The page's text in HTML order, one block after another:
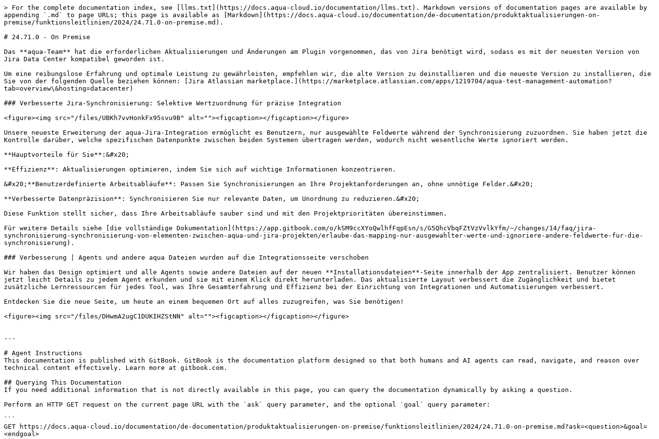
> For the complete documentation index, see [llms.txt](https://docs.aqua-cloud.io/documentation/llms.txt). Markdown versions of documentation pages are available by
appending `.md` to page URLs; this page is available as [Markdown](https://docs.aqua-cloud.io/documentation/de-documentation/produktaktualisierungen-on-
premise/funktionsleitlinien/2024/24.71.0-on-premise.md).
# 24.71.0 - On Premise
Das **aqua-Team** hat die erforderlichen Aktualisierungen und Änderungen am Plugin vorgenommen, das von Jira benötigt wird, sodass es mit der neuesten Version von
Jira Data Center kompatibel geworden ist.
Um eine reibungslose Erfahrung und optimale Leistung zu gewährleisten, empfehlen wir, die alte Version zu deinstallieren und die neueste Version zu installieren, die
Sie von der folgenden Quelle beziehen können: [Jira Atlassian marketplace.](https://marketplace.atlassian.com/apps/1219704/aqua-test-management-automation?
tab=overview\&hosting=datacenter)
### Verbesserte Jira-Synchronisierung: Selektive Wertzuordnung für präzise Integration
<figure><img src="/files/UBKh7vvHonkFx95svu9B" alt=""><figcaption></figcaption></figure>
Unsere neueste Erweiterung der aqua-Jira-Integration ermöglicht es Benutzern, nur ausgewählte Feldwerte während der Synchronisierung zuzuordnen. Sie haben jetzt die
Kontrolle darüber, welche spezifischen Datenpunkte zwischen beiden Systemen übertragen werden, wodurch nicht wesentliche Werte ignoriert werden.
**Hauptvorteile für Sie**:&#x20;
**Effizienz**: Aktualisierungen optimieren, indem Sie sich auf wichtige Informationen konzentrieren.
&#x20;**Benutzerdefinierte Arbeitsabläufe**: Passen Sie Synchronisierungen an Ihre Projektanforderungen an, ohne unnötige Felder.&#x20;
**Verbesserte Datenpräzision**: Synchronisieren Sie nur relevante Daten, um Unordnung zu reduzieren.&#x20;
Diese Funktion stellt sicher, dass Ihre Arbeitsabläufe sauber sind und mit den Projektprioritäten übereinstimmen.
Für weitere Details siehe [die vollständige Dokumentation](https://app.gitbook.com/o/kSM9ccXYoQwlhfFqpEsn/s/G5QhcVbqFZtVzVvlkYfm/~/changes/14/faq/jira-
synchronisierung-synchronisierung-von-elementen-zwischen-aqua-und-jira-projekten/erlaube-das-mapping-nur-ausgewahlter-werte-und-ignoriere-andere-feldwerte-fur-die-
synchronisierung).
### Verbesserung | Agents und andere aqua Dateien wurden auf die Integrationsseite verschoben
Wir haben das Design optimiert und alle Agents sowie andere Dateien auf der neuen **Installationsdateien**-Seite innerhalb der App zentralisiert. Benutzer können
jetzt leicht Details zu jedem Agent erkunden und sie mit einem Klick direkt herunterladen. Das aktualisierte Layout verbessert die Zugänglichkeit und bietet
zusätzliche Lernressourcen für jedes Tool, was Ihre Gesamterfahrung und Effizienz bei der Einrichtung von Integrationen und Automatisierungen verbessert.
Entdecken Sie die neue Seite, um heute an einem bequemen Ort auf alles zuzugreifen, was Sie benötigen!
<figure><img src="/files/DHwmA2ugC1DUKIHZStNN" alt=""><figcaption></figcaption></figure>
---
# Agent Instructions
This documentation is published with GitBook. GitBook is the documentation platform designed so that both humans and AI agents can read, navigate, and reason over
technical content effectively. Learn more at gitbook.com.
## Querying This Documentation
If you need additional information that is not directly available in this page, you can query the documentation dynamically by asking a question.
Perform an HTTP GET request on the current page URL with the `ask` query parameter, and the optional `goal` query parameter:
```
GET https://docs.aqua-cloud.io/documentation/de-documentation/produktaktualisierungen-on-premise/funktionsleitlinien/2024/24.71.0-on-premise.md?ask=<question>&goal=
<endgoal>